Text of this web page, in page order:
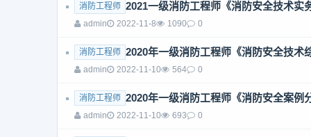
消防工程师 2021一级消防工程师《消防安全技术实
admin 2022-11-8 1090 0
消防工程师 2020年一级消防工程师《消防安全技术
admin 2022-11-10 564 0
消防工程师 2020年一级消防工程师《消防安全案例
admin 2022-11-10 693 0